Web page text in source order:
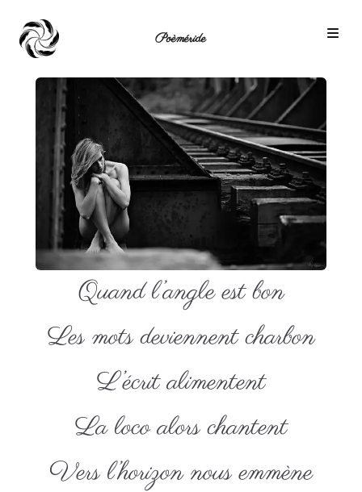
Poèméride
Quand l’angle est bon
Les mots deviennent charbon
L’écrit alimentent
La loco alors chantent
Vers l’horizon nous emmène